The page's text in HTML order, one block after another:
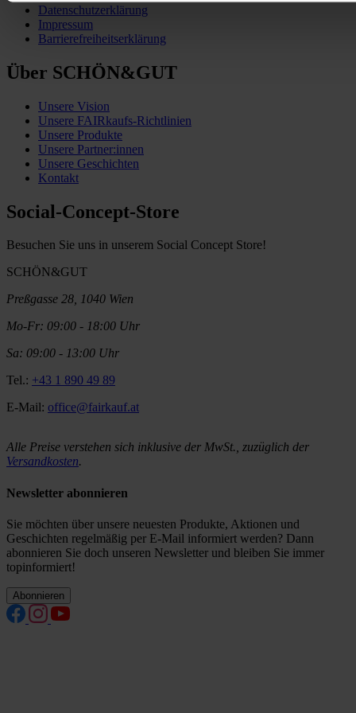
Datenschutzerklärung
Impressum
Barrierefreiheitserklärung
Über SCHÖN&GUT
Unsere Vision
Unsere FAIRkaufs-Richtlinien
Unsere Produkte
Unsere Partner:innen
Unsere Geschichten
Kontakt
Social-Concept-Store
Besuchen Sie uns in unserem Social Concept Store!
SCHÖN&GUT
Preßgasse 28, 1040 Wien
Mo-Fr: 09:00 - 18:00 Uhr
Sa: 09:00 - 13:00 Uhr
Tel.: +43 1 890 49 89
E-Mail: office@fairkauf.at
Alle Preise verstehen sich inklusive der MwSt., zuzüglich der
Versandkosten.
Newsletter abonnieren
Sie möchten über unsere neuesten Produkte, Aktionen und
Geschichten regelmäßig per E-Mail informiert werden? Dann
abonnieren Sie doch unseren Newsletter und bleiben Sie immer
topinformiert!
Abonnieren